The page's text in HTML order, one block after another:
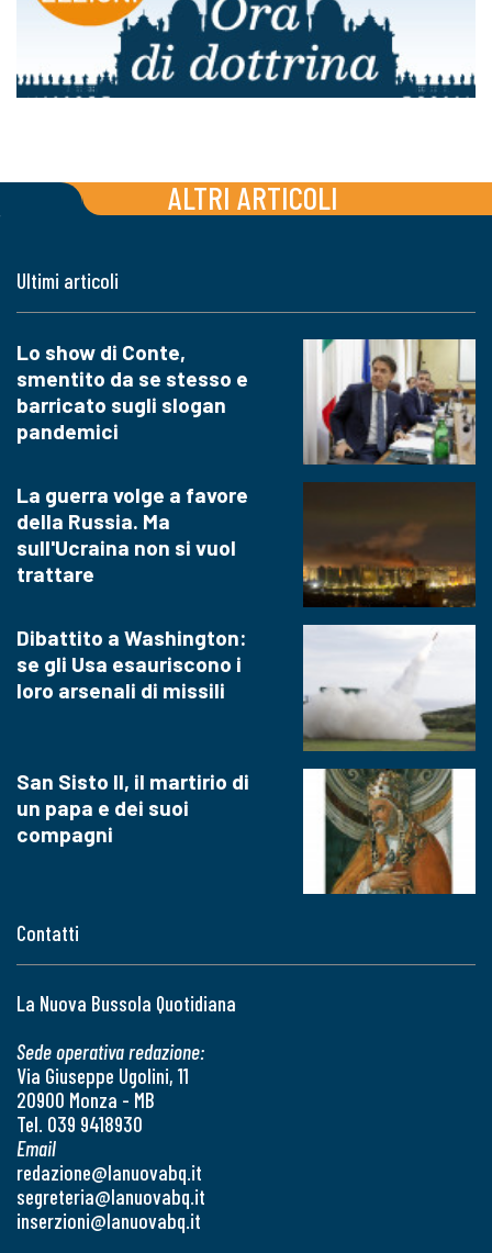
ALTRI ARTICOLI
Contatti
La Nuova Bussola Quotidiana
Sede operativa redazione:
Via Giuseppe Ugolini, 11
20900 Monza - MB
Tel. 039 9418930
Email
redazione@lanuovabq.it
segreteria@lanuovabq.it
inserzioni@lanuovabq.it
Ultimi articoli
Lo show di Conte,
smentito da se stesso e
barricato sugli slogan
pandemici
La guerra volge a favore
della Russia. Ma
sull'Ucraina non si vuol
trattare
Dibattito a Washington:
se gli Usa esauriscono i
loro arsenali di missili
San Sisto II, il martirio di
un papa e dei suoi
compagni